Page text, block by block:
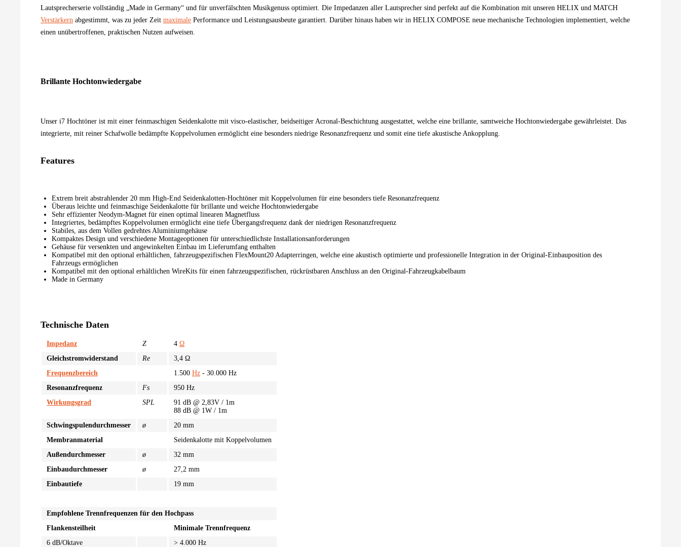
Lautsprecherserie vollständig „Made in Germany“ und für unverfälschten Musikgenuss optimiert. Die Impedanzen aller Lautsprecher sind perfekt auf die Kombination mit unseren HELIX und MATCH
Verstärkern abgestimmt, was zu jeder Zeit maximale Performance und Leistungsausbeute garantiert. Darüber hinaus haben wir in HELIX COMPOSE neue mechanische Technologien implementiert, welche
einen unübertroffenen, praktischen Nutzen aufweisen.
Brillante Hochtonwiedergabe
Unser i7 Hochtöner ist mit einer feinmaschigen Seidenkalotte mit visco-elastischer, beidseitiger Acronal-Beschichtung ausgestattet, welche eine brillante, samtweiche Hochtonwiedergabe gewährleistet. Das
integrierte, mit reiner Schafwolle bedämpfte Koppelvolumen ermöglicht eine besonders niedrige Resonanzfrequenz und somit eine tiefe akustische Ankopplung.
Features
Extrem breit abstrahlender 20 mm High-End Seidenkalotten-Hochtöner mit Koppelvolumen für eine besonders tiefe Resonanzfrequenz
Überaus leichte und feinmaschige Seidenkalotte für brillante und weiche Hochtonwiedergabe
Sehr effizienter Neodym-Magnet für einen optimal linearen Magnetfluss
Integriertes, bedämpftes Koppelvolumen ermöglicht eine tiefe Übergangsfrequenz dank der niedrigen Resonanzfrequenz
Stabiles, aus dem Vollen gedrehtes Aluminiumgehäuse
Kompaktes Design und verschiedene Montageoptionen für unterschiedlichste Installationsanforderungen
Gehäuse für versenkten und angewinkelten Einbau im Lieferumfang enthalten
Kompatibel mit den optional erhältlichen, fahrzeugspezifischen FlexMount20 Adapterringen, welche eine akustisch optimierte und professionelle Integration in der Original-Einbauposition des
Fahrzeugs ermöglichen
Kompatibel mit den optional erhältlichen WireKits für einen fahrzeugspezifischen, rückrüstbaren Anschluss an den Original-Fahrzeugkabelbaum
Made in Germany
Technische Daten
Impedanz Z 4 Ω
Gleichstromwiderstand
Re
3,4 Ω
Frequenzbereich
1.500 Hz - 30.000 Hz
Resonanzfrequenz
Fs
950 Hz
Wirkungsgrad
SPL
91 dB @ 2,83V / 1m
88 dB @ 1W / 1m
Schwingspulendurchmesser
ø
20 mm
Membranmaterial
Seidenkalotte mit Koppelvolumen
Außendurchmesser
ø
32 mm
Einbaudurchmesser
ø
27,2 mm
Einbautiefe
19 mm
Empfohlene Trennfrequenzen für den Hochpass
Flankensteilheit
Minimale Trennfrequenz
6 dB/Oktave
> 4.000 Hz